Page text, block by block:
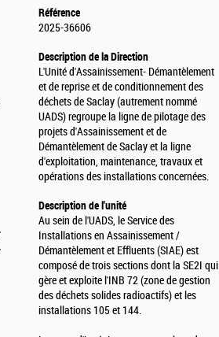
Référence
2025-36606
Description de la Direction
L'Unité d'Assainissement- Démantèlement
et de reprise et de conditionnement des
déchets de Saclay (autrement nommé
UADS) regroupe la ligne de pilotage des
projets d'Assainissement et de
Démantèlement de Saclay et la ligne
d'exploitation, maintenance, travaux et
opérations des installations concernées.
Description de l'unité
Au sein de l'UADS, le Service des
Installations en Assainissement /
Démantèlement et Effluents (SIAE) est
composé de trois sections dont la SE2I qui
gère et exploite l'INB 72 (zone de gestion
des déchets solides radioactifs) et les
installations 105 et 144.